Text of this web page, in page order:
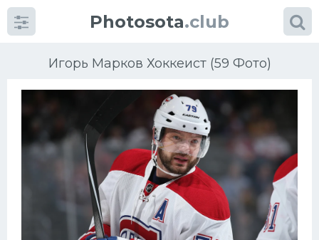
Photosota.club
Игорь Марков Хоккеист (59 Фото)
КатегорииФото
Еще картинки...